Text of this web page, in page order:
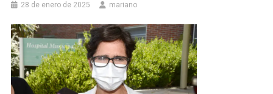
28 de enero de 2025 mariano